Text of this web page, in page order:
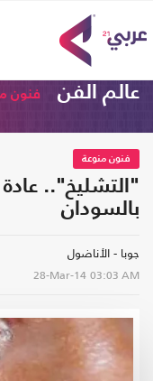
عالم الفن فنون
فنون منوعة
"التشليخ".. عادة
بالسودان
جوبا - الأناضول
28-Mar-14 03:03 AM